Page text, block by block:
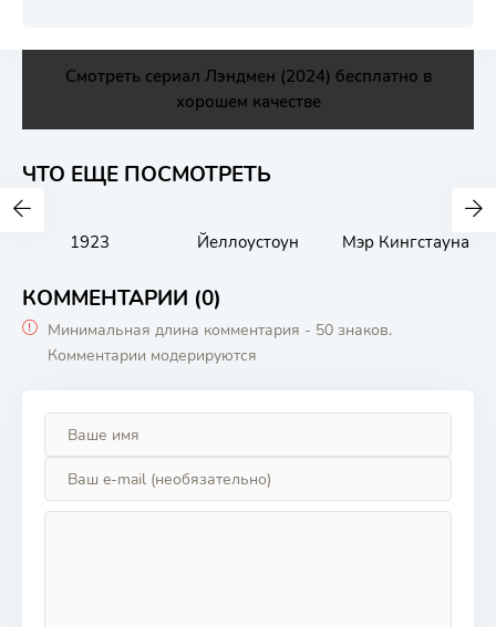
Смотреть сериал Лэндмен (2024) бесплатно в
хорошем качестве
ЧТО ЕЩЕ ПОСМОТРЕТЬ
1923 Йеллоустоун Мэр Кингстауна
КОММЕНТАРИИ (0)
Минимальная длина комментария - 50 знаков.
Комментарии модерируются